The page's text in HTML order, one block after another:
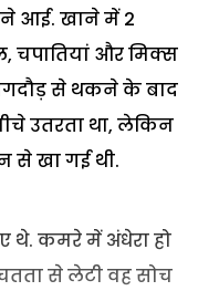
आई. खाने में 2
चपातियां और मिक्स
से थकने के बाद
उतरता था, लेकिन
से खा गई थी.
थे. कमरे में अंधेरा हो
से लेटी वह सोच